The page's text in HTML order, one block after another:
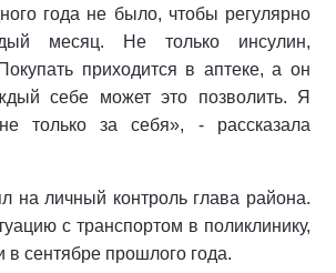
года не было, чтобы регулярно
месяц. Не только инсулин,
приходится в аптеке, а он
себе может это позволить. Я
только за себя», - рассказала
на личный контроль глава района.
с транспортом в поликлинику,
в сентябре прошлого года.